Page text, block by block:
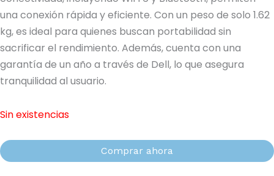
una conexión rápida y eficiente. Con un peso de solo 1.62
kg, es ideal para quienes buscan portabilidad sin
sacrificar el rendimiento. Además, cuenta con una
garantía de un año a través de Dell, lo que asegura
tranquilidad al usuario.
Sin existencias
Comprar ahora